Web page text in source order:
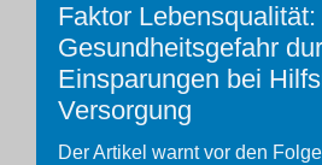
Faktor Lebensqualität:
Gesundheitsgefahr
Einsparungen bei
Versorgung
Der Artikel warnt vor den